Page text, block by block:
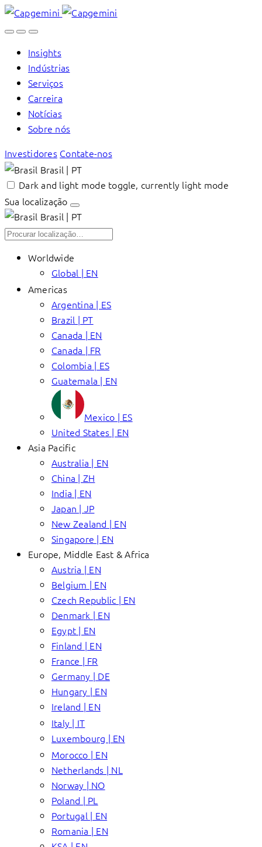
Skip
to
Insights
Indústrias
Serviços
Carreira
Notícias
Sobre nós
Investidores Contate-nos
Brasil | PT
Dark and light mode toggle, currently light mode
Sua localização
Brasil | PT
Worldwide
Global | EN
Americas
Argentina | ES
Brazil | PT
Canada | EN
Canada | FR
Colombia | ES
Guatemala | EN
Mexico | ES
United States | EN
Asia Pacific
Australia | EN
China | ZH
India | EN
Japan | JP
New Zealand | EN
Singapore | EN
Europe, Middle East & Africa
Austria | EN
Belgium | EN
Czech Republic | EN
Denmark | EN
Egypt | EN
Finland | EN
France | FR
Germany | DE
Hungary | EN
Ireland | EN
Italy | IT
Luxembourg | EN
Morocco | EN
Netherlands | NL
Norway | NO
Poland | PL
Portugal | EN
Romania | EN